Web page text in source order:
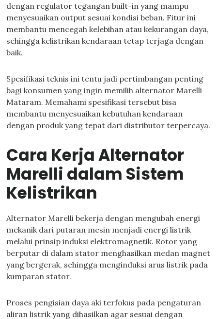
dengan regulator tegangan built-in yang mampu
menyesuaikan output sesuai kondisi beban. Fitur ini
membantu mencegah kelebihan atau kekurangan daya,
sehingga kelistrikan kendaraan tetap terjaga dengan
baik.
Spesifikasi teknis ini tentu jadi pertimbangan penting
bagi konsumen yang ingin memilih alternator Marelli
Mataram. Memahami spesifikasi tersebut bisa
membantu menyesuaikan kebutuhan kendaraan
dengan produk yang tepat dari distributor terpercaya.
Cara Kerja Alternator
Marelli dalam Sistem
Kelistrikan
Alternator Marelli bekerja dengan mengubah energi
mekanik dari putaran mesin menjadi energi listrik
melalui prinsip induksi elektromagnetik. Rotor yang
berputar di dalam stator menghasilkan medan magnet
yang bergerak, sehingga menginduksi arus listrik pada
kumparan stator.
Proses pengisian daya aki terfokus pada pengaturan
aliran listrik yang dihasilkan agar sesuai dengan